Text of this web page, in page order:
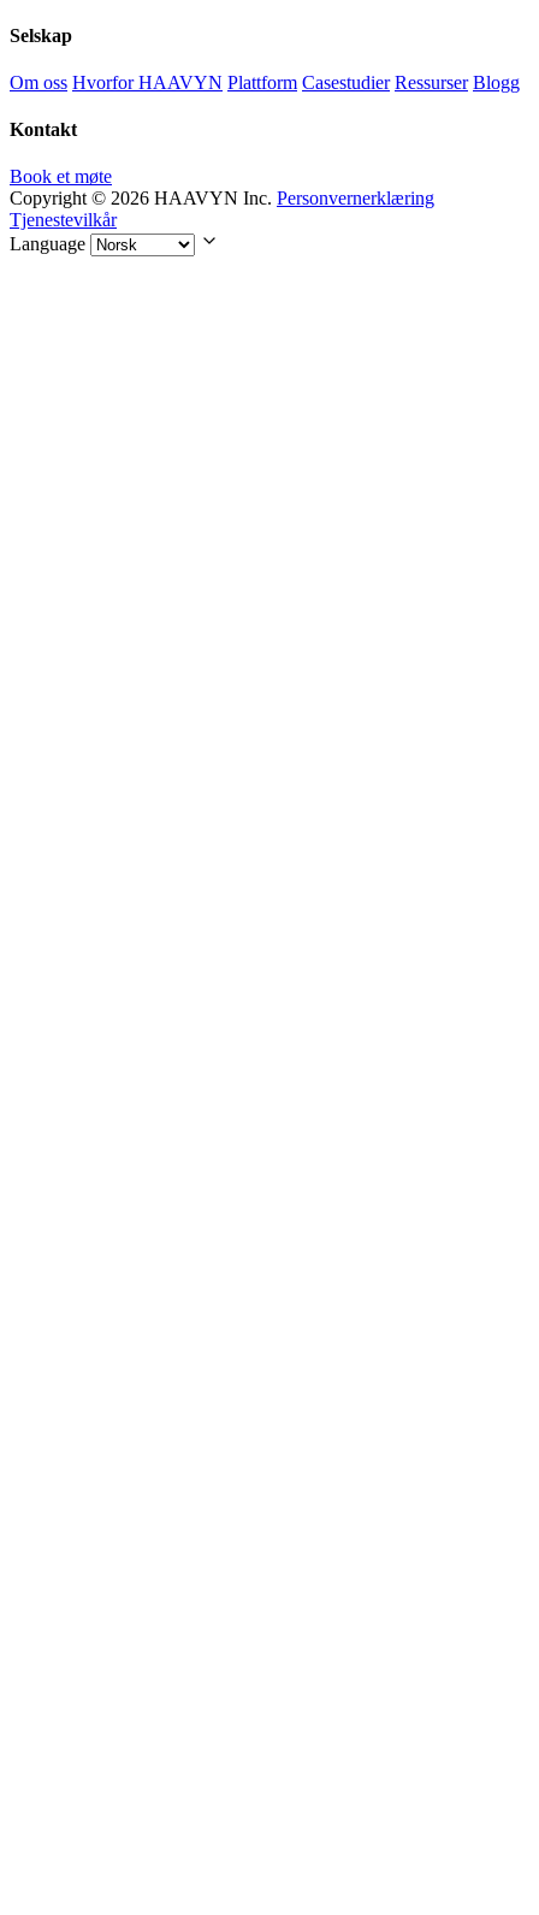
Selskap
Om oss Hvorfor HAAVYN Plattform Casestudier Ressurser Blogg
Kontakt
Book et møte
Copyright © 2026 HAAVYN Inc. Personvernerklæring
Tjenestevilkår
Language